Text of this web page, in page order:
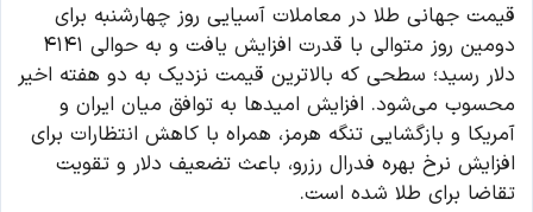
قیمت جهانی طلا در معاملات آسیایی روز چهارشنبه برای
دومین روز متوالی با قدرت افزایش یافت و به حوالی ۴۱۴۱
دلار رسید؛ سطحی که بالاترین قیمت نزدیک به دو هفته اخیر
محسوب می‌شود. افزایش امیدها به توافق میان ایران و
آمریکا و بازگشایی تنگه هرمز، همراه با کاهش انتظارات برای
افزایش نرخ بهره فدرال رزرو، باعث تضعیف دلار و تقویت
تقاضا برای طلا شده است.